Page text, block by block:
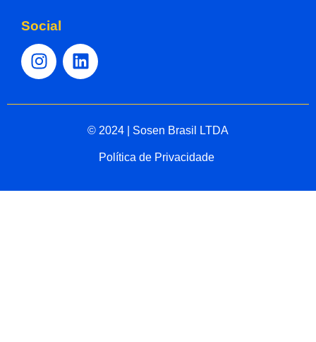
Social
© 2024 | Sosen Brasil LTDA
Política de Privacidade